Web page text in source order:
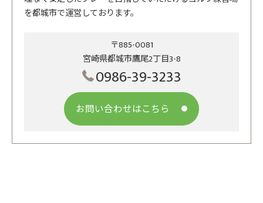
を都城市で運営しております。
〒885-0081
宮崎県都城市鷹尾2丁目3-8
0986-39-3233
お問い合わせはこちら